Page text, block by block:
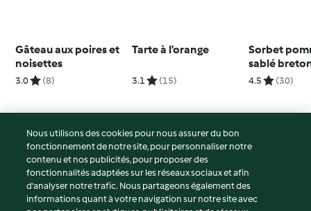
Gâteau aux poires et
noisettes
3.0 (8)
Tarte à l’orange
3.1 (15)
Sorbet
sablé
miel et
4.5 (30)
© Copyright 2026
Conditions d'utilisation
Politique de confidentialité
Nous utilisons des cookies pour nous assurer du bon
fonctionnement de notre site, pour personnaliser notre
contenu et nos publicités, pour proposer des
fonctionnalités adaptées sur les réseaux sociaux et afin
d’analyser notre trafic. Nous partageons également des
informations quant à votre navigation sur notre site avec